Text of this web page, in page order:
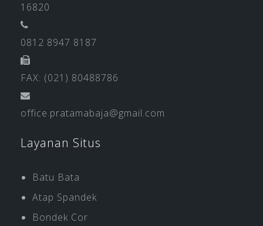
16820
0812 8947 8187
FAX: (021) 80488786
office.pratamabaja@gmail.com
Layanan Situs
Batu Bata
Atap Spandek
Bondek Cor